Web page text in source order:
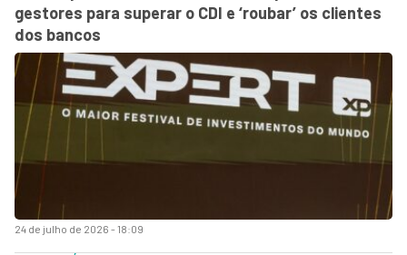
24 de julho de 2026 - 18:09
gestores para superar o CDI e ‘roubar’ os clientes
dos bancos